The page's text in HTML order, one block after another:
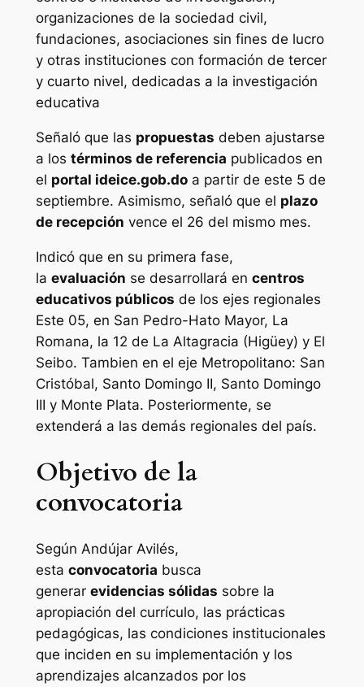
organizaciones de la sociedad civil,
fundaciones, asociaciones sin fines de lucro
y otras instituciones con formación de tercer
y cuarto nivel, dedicadas a la investigación
educativa
Señaló que las propuestas deben ajustarse
a los términos de referencia publicados en
el portal ideice.gob.doa partir de este 5 de
septiembre. Asimismo, señaló que el plazo
de recepción vence el 26 del mismo mes.
Indicó que en su primera fase,
la evaluación se desarrollará en centros
educativos públicos de los ejes regionales
Este 05, en San Pedro-Hato Mayor, La
Romana, la 12 de La Altagracia (Higüey) y El
Seibo. Tambien en el eje Metropolitano: San
Cristóbal, Santo Domingo II, Santo Domingo
III y Monte Plata. Posteriormente, se
extenderá a las demás regionales del país.
Objetivo de la
convocatoria
Según Andújar Avilés,
esta convocatoria busca
generar evidencias sólidas sobre la
apropiación del currículo, las prácticas
pedagógicas, las condiciones institucionales
que inciden en su implementación y los
aprendizajes alcanzados por los